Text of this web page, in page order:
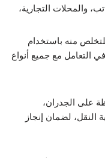
والمحلات التجارية،
منه باستخدام
التعامل مع جميع أنواع
على الجدران،
النقل، لضمان إنجاز